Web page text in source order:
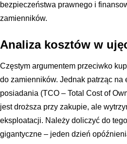
bezpieczeństwa prawnego i
zamienników.
Analiza kosztów w
Częstym argumentem przeciwko
do zamienników. Jednak patrząc na
posiadania (TCO – Total Cost of
jest droższa przy zakupie, ale
eksploatacji. Należy doliczyć do
gigantyczne – jeden dzień